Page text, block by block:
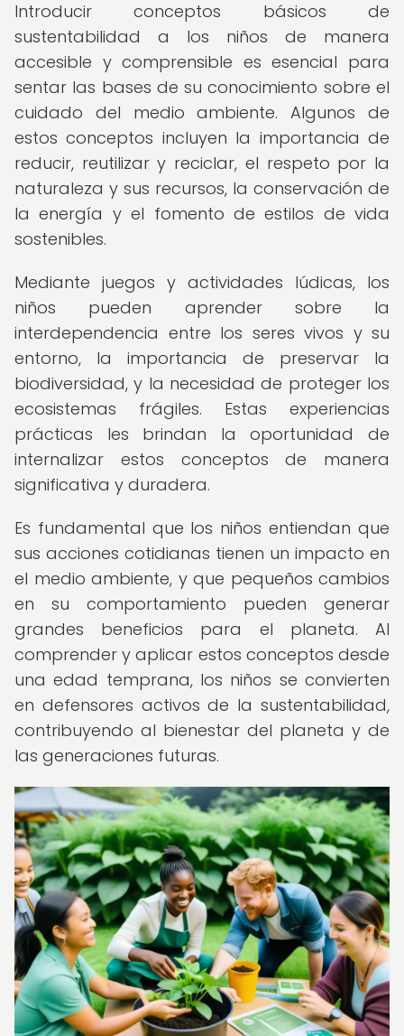
Introducir conceptos básicos de
sustentabilidad a los niños de manera
accesible y comprensible es esencial para
sentar las bases de su conocimiento sobre el
cuidado del medio ambiente. Algunos de
estos conceptos incluyen la importancia de
reducir, reutilizar y reciclar, el respeto por la
naturaleza y sus recursos, la conservación de
la energía y el fomento de estilos de vida
sostenibles.
Mediante juegos y actividades lúdicas, los
niños pueden aprender sobre la
interdependencia entre los seres vivos y su
entorno, la importancia de preservar la
biodiversidad, y la necesidad de proteger los
ecosistemas frágiles. Estas experiencias
prácticas les brindan la oportunidad de
internalizar estos conceptos de manera
significativa y duradera.
Es fundamental que los niños entiendan que
sus acciones cotidianas tienen un impacto en
el medio ambiente, y que pequeños cambios
en su comportamiento pueden generar
grandes beneficios para el planeta. Al
comprender y aplicar estos conceptos desde
una edad temprana, los niños se convierten
en defensores activos de la sustentabilidad,
contribuyendo al bienestar del planeta y de
las generaciones futuras.